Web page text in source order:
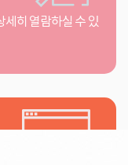
히 열람하실 수 있